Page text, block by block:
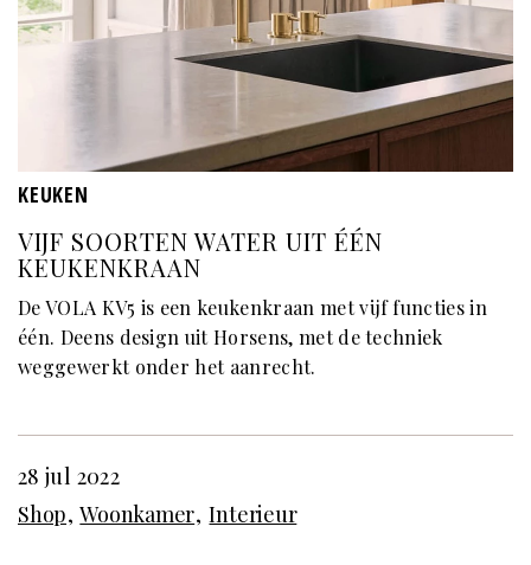
KEUKEN
VIJF SOORTEN WATER UIT ÉÉN
KEUKENKRAAN
De VOLA KV5 is een keukenkraan met vijf functies in
één. Deens design uit Horsens, met de techniek
weggewerkt onder het aanrecht.
28 jul 2022
Shop Woonkamer Interieur